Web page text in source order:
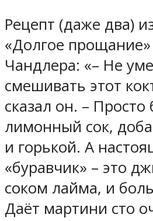
Рецепт (даже два)
«Долгое
Чандлера: «– Не
смешивать этот
сказал он. –
лимонный сок,
и горькой. А
«буравчик» – это
соком лайма, и
Даёт мартини сто